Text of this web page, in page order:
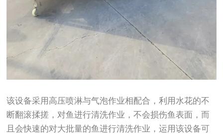
该设备采用高压喷淋与气泡作业相配合，利用水花的不
断翻滚揉搓，对鱼进行清洗作业，不会损伤鱼表面，而
且会快速的对大批量的鱼进行清洗作业，运用该设备可